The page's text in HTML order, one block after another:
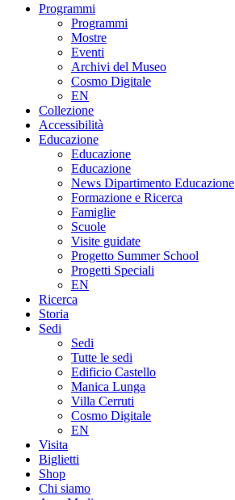
Programmi
Programmi
Mostre
Eventi
Archivi del Museo
Cosmo Digitale
EN
Collezione
Accessibilità
Educazione
Educazione
Educazione
News Dipartimento Educazione
Formazione e Ricerca
Famiglie
Scuole
Visite guidate
Progetto Summer School
Progetti Speciali
EN
Ricerca
Storia
Sedi
Sedi
Tutte le sedi
Edificio Castello
Manica Lunga
Villa Cerruti
Cosmo Digitale
EN
Visita
Biglietti
Shop
Chi siamo